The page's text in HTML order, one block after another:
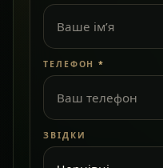
ТЕЛЕФОН *
ЗВІДКИ